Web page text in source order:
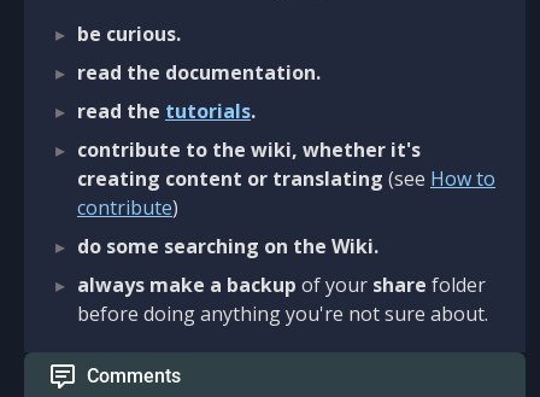
be curious.
read the documentation.
read the tutorials.
contribute to the wiki, whether it's
creating content or translating (see How to
contribute)
do some searching on the Wiki.
always make a backup of your share folder
before doing anything you're not sure about.
Comments